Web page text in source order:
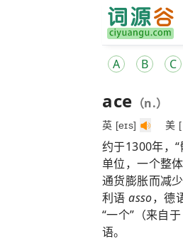
A B C
ace （n.）
英 [eɪs] 美 [
约于1300年，
单位，一个整
通货膨胀而减
利语asso，德
“一个”（来自
语。